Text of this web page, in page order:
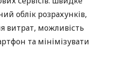
облік розрахунків,
витрат, можливість
та мінімізувати